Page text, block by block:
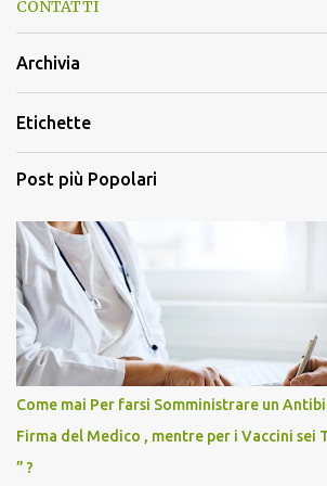
CONTATTI
Archivia
Etichette
Post più Popolari
Come mai Per farsi Somministrare un
Firma del Medico , mentre per i Vaccini sei
” ?